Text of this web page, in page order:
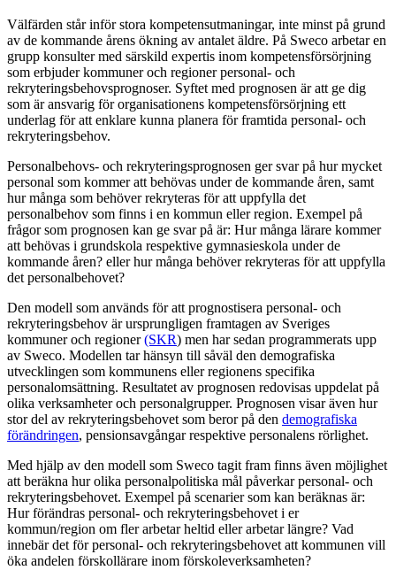
Välfärden står inför stora kompetensutmaningar, inte minst på grund
av de kommande årens ökning av antalet äldre. På Sweco arbetar en
grupp konsulter med särskild expertis inom kompetensförsörjning
som erbjuder kommuner och regioner personal- och
rekryteringsbehovsprognoser. Syftet med prognosen är att ge dig
som är ansvarig för organisationens kompetensförsörjning ett
underlag för att enklare kunna planera för framtida personal- och
rekryteringsbehov.
Personalbehovs- och rekryteringsprognosen ger svar på hur mycket
personal som kommer att behövas under de kommande åren, samt
hur många som behöver rekryteras för att uppfylla det
personalbehov som finns i en kommun eller region. Exempel på
frågor som prognosen kan ge svar på är: Hur många lärare kommer
att behövas i grundskola respektive gymnasieskola under de
kommande åren? eller hur många behöver rekryteras för att uppfylla
det personalbehovet?
Den modell som används för att prognostisera personal- och
rekryteringsbehov är ursprungligen framtagen av Sveriges
kommuner och regioner(SKR) men har sedan programmerats upp
av Sweco. Modellen tar hänsyn till såväl den demografiska
utvecklingen som kommunens eller regionens specifika
personalomsättning. Resultatet av prognosen redovisas uppdelat på
olika verksamheter och personalgrupper. Prognosen visar även hur
stor del av rekryteringsbehovet som beror på den demografiska
förändringen, pensionsavgångar respektive personalens rörlighet.
Med hjälp av den modell som Sweco tagit fram finns även möjlighet
att beräkna hur olika personalpolitiska mål påverkar personal- och
rekryteringsbehovet. Exempel på scenarier som kan beräknas är:
Hur förändras personal- och rekryteringsbehovet i er
kommun/region om fler arbetar heltid eller arbetar längre? Vad
innebär det för personal- och rekryteringsbehovet att kommunen vill
öka andelen förskollärare inom förskoleverksamheten?